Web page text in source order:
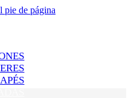
pie de página